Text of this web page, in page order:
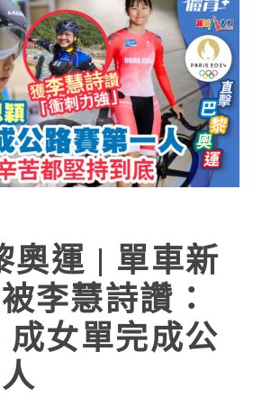
奧運 | 單車新
李慧詩讚：
成女單完成公